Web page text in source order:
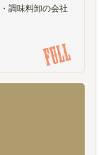
調味料卸の会社